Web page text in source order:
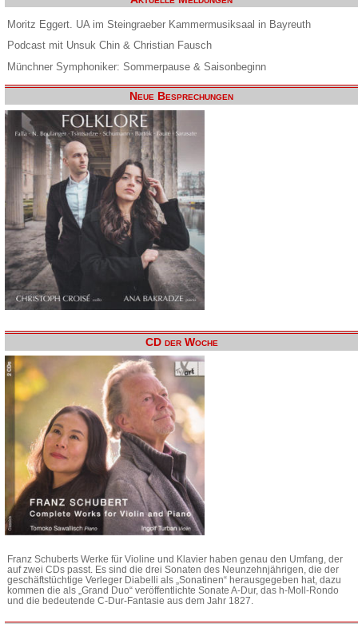
Moritz Eggert. UA im Steingraeber Kammermusiksaal in Bayreuth
Podcast mit Unsuk Chin & Christian Fausch
Münchner Symphoniker: Sommerpause & Saisonbeginn
Neue Besprechungen
CD der Woche
Franz Schuberts Werke für Violine und Klavier haben genau den Umfang, der
auf zwei CDs passt. Es sind die drei Sonaten des Neunzehnjährigen, die der
geschäftstüchtige Verleger Diabelli als „Sonatinen“ herausgegeben hat, dazu
kommen die als „Grand Duo“ veröffentlichte Sonate A-Dur, das h-Moll-Rondo
und die bedeutende C-Dur-Fantasie aus dem Jahr 1827.